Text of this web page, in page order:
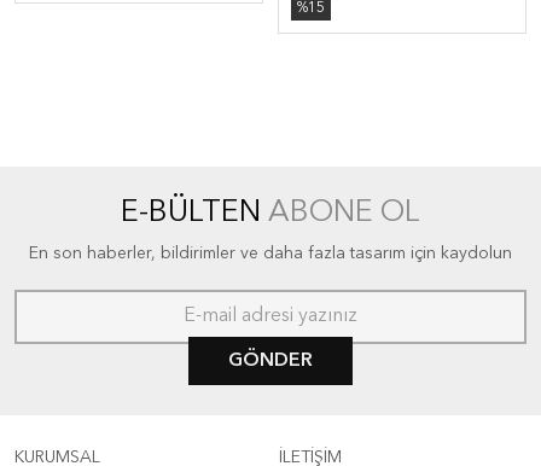
%15
E-BÜLTEN ABONE OL
En son haberler, bildirimler ve daha fazla tasarım için kaydolun
GÖNDER
KURUMSAL İLETİŞİM